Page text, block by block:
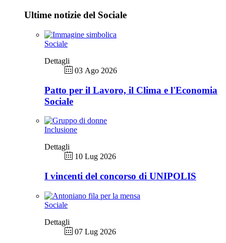
Ultime notizie del Sociale
Sociale
Dettagli
03 Ago 2026
Patto per il Lavoro, il Clima e l'Economia
Sociale
Inclusione
Dettagli
10 Lug 2026
I vincenti del concorso di UNIPOLIS
Sociale
Dettagli
07 Lug 2026